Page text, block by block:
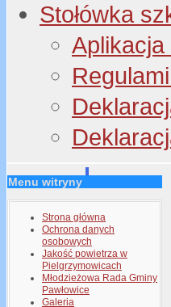
Stołówka
Menu witryny
Strona główna
Ochrona danych
osobowych
Jakość powietrza w
Pielgrzymowicach
Młodzieżowa Rada Gminy
Pawłowice
Galeria